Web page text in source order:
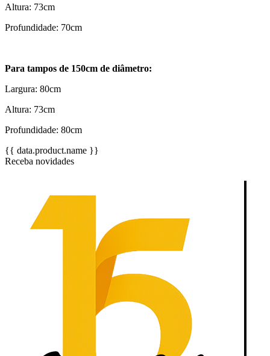
Altura: 73cm
Profundidade: 70cm
Para tampos de 150cm de diâmetro:
Largura: 80cm
Altura: 73cm
Profundidade: 80cm
{{ data.product.name }}
Receba novidades